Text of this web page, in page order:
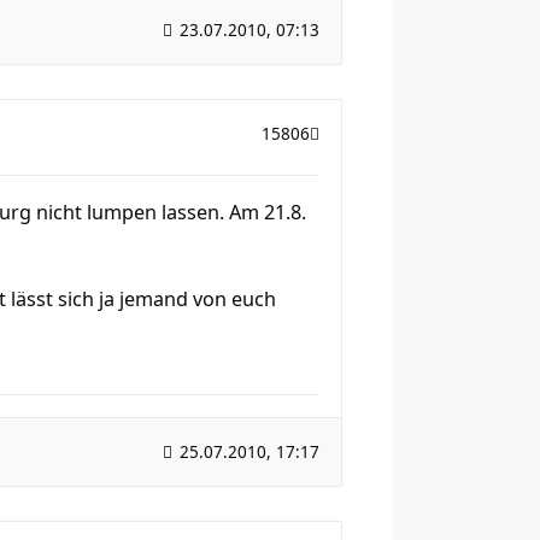
23.07.2010, 07:13
15806
nicht lumpen lassen. Am 21.8.
sich ja jemand von euch
25.07.2010, 17:17